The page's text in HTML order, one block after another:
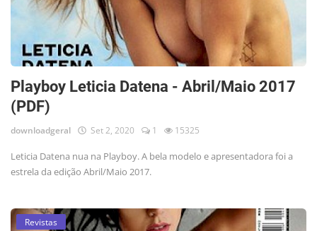
Playboy Leticia Datena - Abril/Maio 2017
(PDF)
downloadgeral Set 2, 2020 1 15325
Leticia Datena nua na Playboy. A bela modelo e apresentadora foi a
estrela da edição Abril/Maio 2017.
Revistas